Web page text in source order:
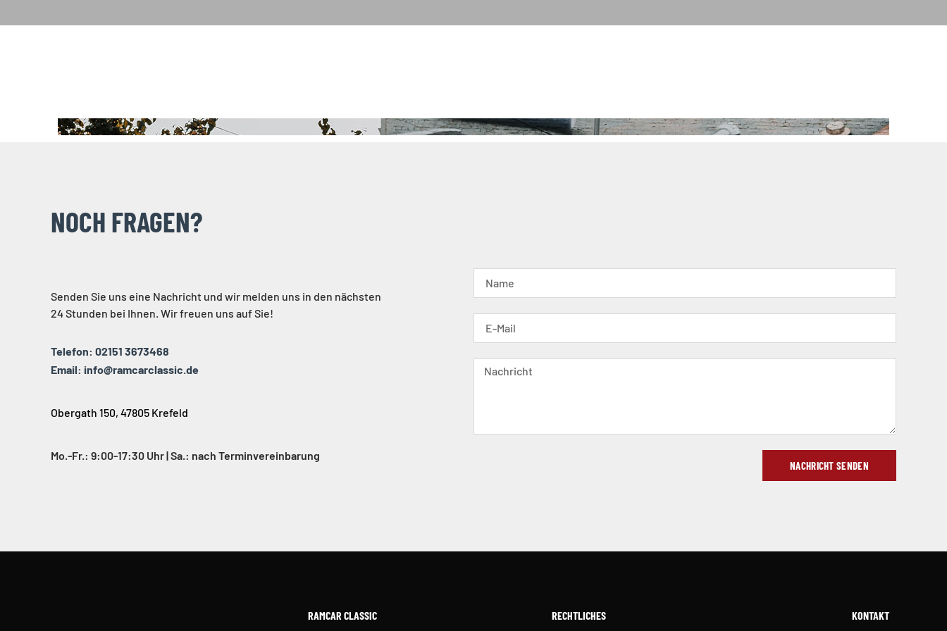
NOCH FRAGEN?
Senden Sie uns eine Nachricht und wir melden uns in den nächsten
24 Stunden bei Ihnen. Wir freuen uns auf Sie!
Telefon: 02151 3673468
Email: info@ramcarclassic.de
Obergath 150, 47805 Krefeld
Mo.-Fr.: 9:00-17:30 Uhr | Sa.: nach Terminvereinbarung
NACHRICHT SENDEN
RAMCAR CLASSIC RECHTLICHES KONTAKT